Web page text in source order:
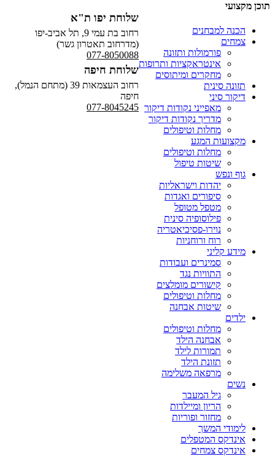
תוכן מקצועי
הכנה למבחנים
צמחים
פורמולות ותזונה
אינטראקציות ותרופות
מחקרים ומיתוסים
תזונה סינית
דיקור סיני
מאפייני נקודות דיקור
מדריך נקודות דיקור
מחלות וטיפולים
מקצועות המגע
מחלות וטיפולים
שיטות טיפול
גוף ונפש
יהדות וישראליות
סיפורים ואגדות
מטפל מטופל
פילוסופיה סינית
נוירו-פסיכיאטריה
רוח ורוחניות
מידע קליני
סמינרים ועבודות
התוויות נגד
קישורים מומלצים
מחלות וטיפולים
שיטות אבחנה
ילדים
מחלות וטיפולים
אבחנה הילד
תמורות לילד
תזונת הילד
מרפאה משלימה
נשים
גיל המעבר
הריון ומיילדות
מחזור ופוריות
לימודי המשך
אינדקס המטפלים
אינדקס צמחים
שלוחת יפו ת"א
רחוב בת עמי 9, תל אביב-יפו
(מדרחוב תאטרון גשר)
077-8050088
שלוחת חיפה
רחוב העצמאות 39 (מתחם הנמל),
חיפה
077-8045245